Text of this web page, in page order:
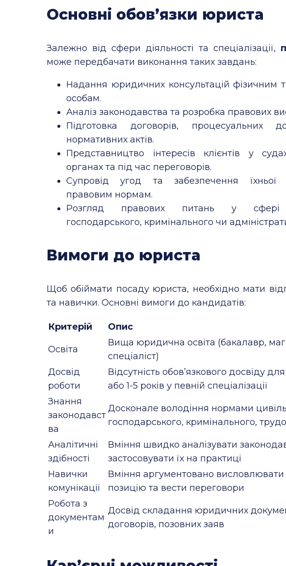
Основні обов’язки юриста
Залежно від сфери діяльності та спеціалізації,
може передбачати виконання таких завдань:
Надання юридичних консультацій фізичним
особам.
Аналіз законодавства та розробка правових
Підготовка договорів, процесуальних
нормативних актів.
Представництво інтересів клієнтів у
органах та під час переговорів.
Супровід угод та забезпечення їхньої
правовим нормам.
Розгляд правових питань у сфері
господарського, кримінального чи
Вимоги до юриста
Щоб обіймати посаду юриста, необхідно мати
та навички. Основні вимоги до кандидатів:
Критерій Опис
Освіта
Вища юридична освіта (бакалавр,
спеціаліст)
Досвід
роботи
Відсутність обов’язкового досвіду
або 1-5 років у певній спеціалізації
Знання
законодавст
ва
Досконале володіння нормами
господарського, кримінального,
Аналітичні
здібності
Вміння швидко аналізувати
застосовувати їх на практиці
Навички
комунікації
Вміння аргументовано
позицію та вести переговори
Робота з
документам
и
Досвід складання юридичних
договорів, позовних заяв